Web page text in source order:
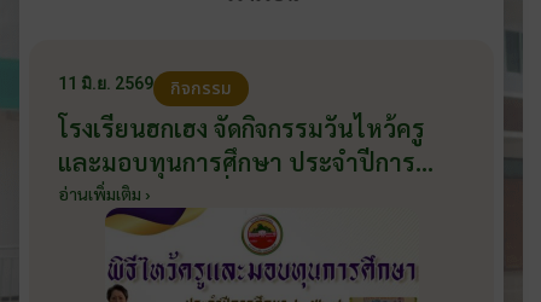
11 มิ.ย. 2569 กิจกรรม
โรงเรียนฮกเฮง จัดกิจกรรมวันไหว้ครู
และมอบทุนการศึกษา ประจำปีการ
ศึกษา 2569 วันที่ 11 มิถุนายน 2569
อ่านเพิ่มเติม ›